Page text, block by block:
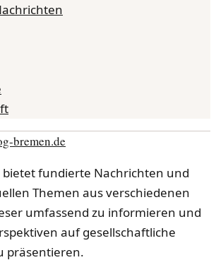
bremen.de
bietet fundierte Nachrichten und
Themen aus verschiedenen
umfassend zu informieren und
auf gesellschaftliche
präsentieren.